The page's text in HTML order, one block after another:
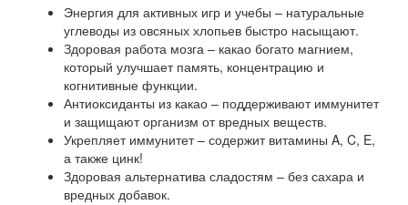
Энергия для активных игр и учебы – натуральные
углеводы из овсяных хлопьев быстро насыщают.
Здоровая работа мозга – какао богато магнием,
который улучшает память, концентрацию и
когнитивные функции.
Антиоксиданты из какао – поддерживают иммунитет
и защищают организм от вредных веществ.
Укрепляет иммунитет – содержит витамины A, C, E,
а также цинк!
Здоровая альтернатива сладостям – без сахара и
вредных добавок.